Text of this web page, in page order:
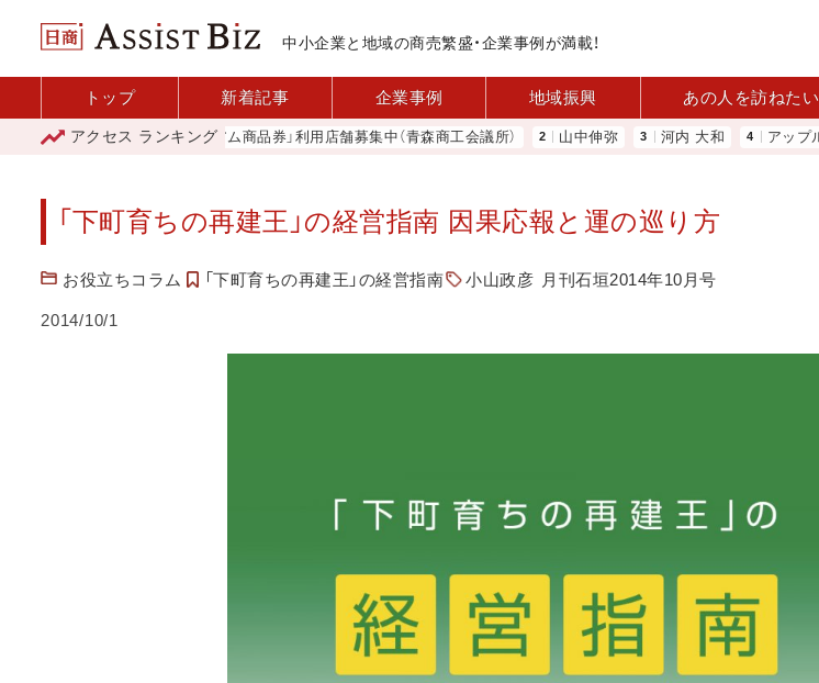
中小企業と地域の商売繁盛・企業事例が満載！
トップ 新着記事 企業事例 地域振興 あの人を訪ねたい
アクセス ランキング
「青森市プレミアム商品券」利用店舗募集中（青森商工会議所） 山中伸弥 河内 大和 アップルパイ
「下町育ちの再建王」の経営指南 因果応報と運の巡り方
お役立ちコラム 「下町育ちの再建王」の経営指南 小山政彦 月刊石垣2014年10月号
2014/10/1